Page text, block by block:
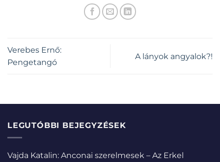
Verebes Ernő:
Pengetangó
A lányok angyalok?!
LEGUTÓBBI BEJEGYZÉSEK
Vajda Katalin: Anconai szerelmesek – Az Erkel